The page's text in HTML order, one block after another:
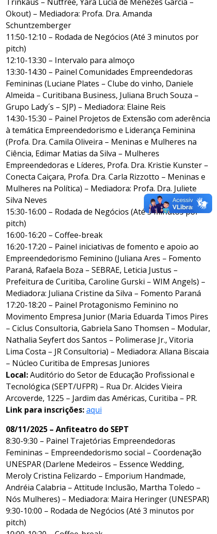
Okout) – Mediadora: Profa. Dra. Amanda
Schuntzemberger
11:50-12:10 – Rodada de Negócios (Até 3 minutos por
pitch)
12:10-13:30 – Intervalo para almoço
13:30-14:30 – Painel Comunidades Empreendedoras
Femininas (Luciane Plates – Clube do vinho, Daniele
Almeida – Curitibana Business, Juliana Bruch Souza –
Grupo Lady´s – SJP) – Mediadora: Elaine Reis
14:30-15:30 – Painel Projetos de Extensão com aderência
à temática Empreendedorismo e Liderança Feminina
(Profa. Dra. Camila Oliveira – Meninas e Mulheres na
Ciência, Edimar Matias da Silva – Mulheres
Empreendedoras e Líderes, Profa. Dra. Kristie Kunster –
Conecta Caiçara, Profa. Dra. Carla Rizzotto – Meninas e
Mulheres na Política) – Mediadora: Profa. Dra. Juliete
Silva Neves
15:30-16:00 – Rodada de Negócios (Até 3 minutos por
pitch)
16:00-16:20 – Coffee-break
16:20-17:20 – Painel iniciativas de fomento e apoio ao
Empreendedorismo Feminino (Juliana Ares – Fomento
Paraná, Rafaela Boza – SEBRAE, Leticia Justus –
Prefeitura de Curitiba, Caroline Gurski – WIM Angels) –
Mediadora: Juliana Cristine da Silva – Fomento Paraná
17:20-18:20 – Painel Protagonismo Feminino no
Movimento Empresa Junior (Maria Eduarda Timos Pires
– Ciclus Consultoria, Gabriela Sano Thomsen – Modular,
Nathalia Seyfert dos Santos – Polimerase Jr., Vitoria
Lima Costa – JR Consultoria) – Mediadora: Allana Biscaia
– Núcleo Curitiba de Empresas Juniores
Local:Auditório do Setor de Educação Profissional e
Tecnológica (SEPT/UFPR) – Rua Dr. Alcides Vieira
Arcoverde, 1225 – Jardim das Américas, Curitiba – PR.
Link para inscrições:aqui
08/11/2025 – Anfiteatro do SEPT
8:30-9:30 – Painel Trajetórias Empreendedoras
Femininas – Empreendedorismo social – Coordenação
UNESPAR (Darlene Medeiros – Essence Wedding,
Meroly Cristina Felizardo – Emporium Handmade,
Andréia Calabria – Attitude Inclusão, Martha Toledo –
Nós Mulheres) – Mediadora: Maira Heringer (UNESPAR)
9:30-10:00 – Rodada de Negócios (Até 3 minutos por
pitch)